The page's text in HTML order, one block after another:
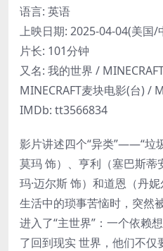
语言: 英语
上映日期: 2025-04-04(美国/
片长: 101分钟
又名: 我的世界 /
MINECRAFT麦块电影(台) /
IMDb: tt3566834
影片讲述四个“异类”——“垃
莫玛 饰）、亨利（塞巴斯蒂
玛·迈尔斯 饰）和道恩（丹
生活中的琐事苦恼时，突然
进入了“主世界”：一个依赖
了回到现实 世界，他们不